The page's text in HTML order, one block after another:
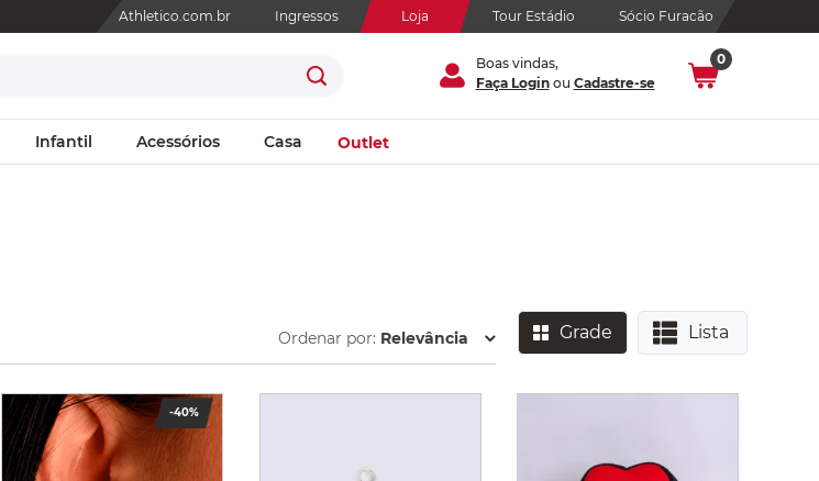
Athletico.com.br Ingressos Loja Tour Estádio Sócio Furacão
Boas vindas,
Faça Loginou Cadastre-se
0
Infantil Acessórios Casa Outlet
Ordenar por: Relevância Grade Lista
-40%